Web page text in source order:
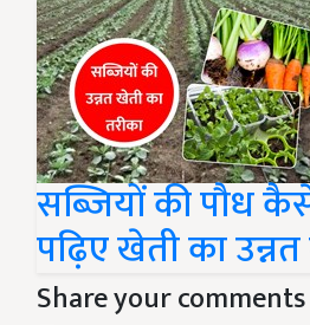
सब्जियों की पौध
पढ़िए खेती का
Share your comments